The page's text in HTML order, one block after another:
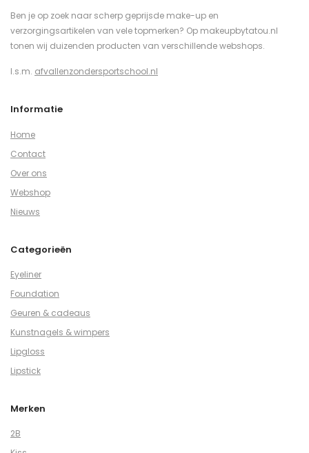
Ben je op zoek naar scherp geprijsde make-up en
verzorgingsartikelen van vele topmerken? Op makeupbytatou.nl
tonen wij duizenden producten van verschillende webshops.
I.s.m. afvallenzondersportschool.nl
Informatie
Home
Contact
Over ons
Webshop
Nieuws
Categorieën
Eyeliner
Foundation
Geuren & cadeaus
Kunstnagels & wimpers
Lipgloss
Lipstick
Merken
2B